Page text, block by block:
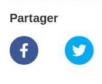
Partager